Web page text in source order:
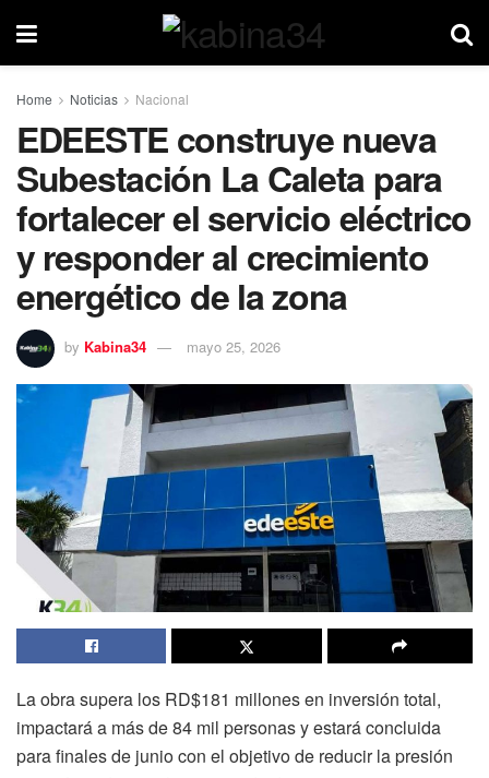
Home Noticias Nacional
EDEESTE construye nueva
Subestación La Caleta para
fortalecer el servicio eléctrico
y responder al crecimiento
energético de la zona
by Kabina34 mayo 25, 2026
La obra supera los RD$181 millones en inversión total,
impactará a más de 84 mil personas y estará concluida
para finales de junio con el objetivo de reducir la presión